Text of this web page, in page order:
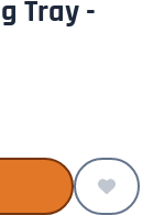
Tray -